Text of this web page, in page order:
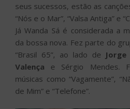
seus sucessos, estão as
“Nós e o Mar”, “Valsa Antiga” e
Já Wanda Sá é considerada a
da bossa nova. Fez parte do
“Brasil 65”, ao lado de
Valença e Sérgio Mendes.
músicas como “Vagamente”,
de Mim” e “Telefone”.